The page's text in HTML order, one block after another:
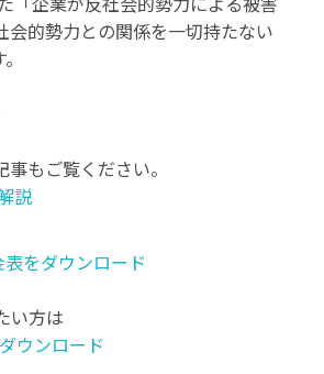
的勢力との関係を一切持たない
もご覧ください。
説
表をダウンロード
い方は
ウンロード